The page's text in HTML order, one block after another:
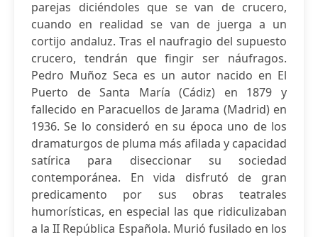
parejas diciéndoles que se van de crucero,
cuando en realidad se van de juerga a un
cortijo andaluz. Tras el naufragio del supuesto
crucero, tendrán que fingir ser náufragos.
Pedro Muñoz Seca es un autor nacido en El
Puerto de Santa María (Cádiz) en 1879 y
fallecido en Paracuellos de Jarama (Madrid) en
1936. Se lo consideró en su época uno de los
dramaturgos de pluma más afilada y capacidad
satírica para diseccionar su sociedad
contemporánea. En vida disfrutó de gran
predicamento por sus obras teatrales
humorísticas, en especial las que ridiculizaban
a la II República Española. Murió fusilado en los